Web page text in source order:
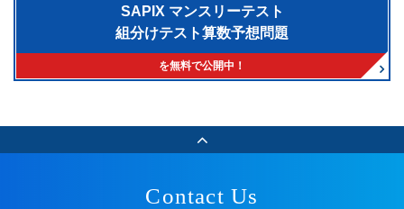
SAPIX マンスリーテスト
組分けテスト算数予想問題
を無料で公開中！
Contact Us